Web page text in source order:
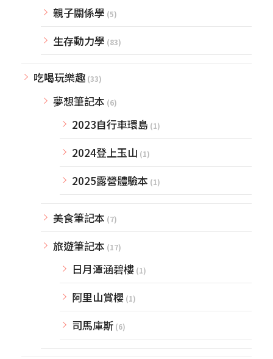
親子關係學 (5)
生存動力學 (83)
吃喝玩樂趣 (33)
夢想筆記本 (6)
2023自行車環島 (1)
2024登上玉山 (1)
2025露營體驗本 (1)
美食筆記本 (7)
旅遊筆記本 (17)
日月潭涵碧樓 (1)
阿里山賞櫻 (1)
司馬庫斯 (6)